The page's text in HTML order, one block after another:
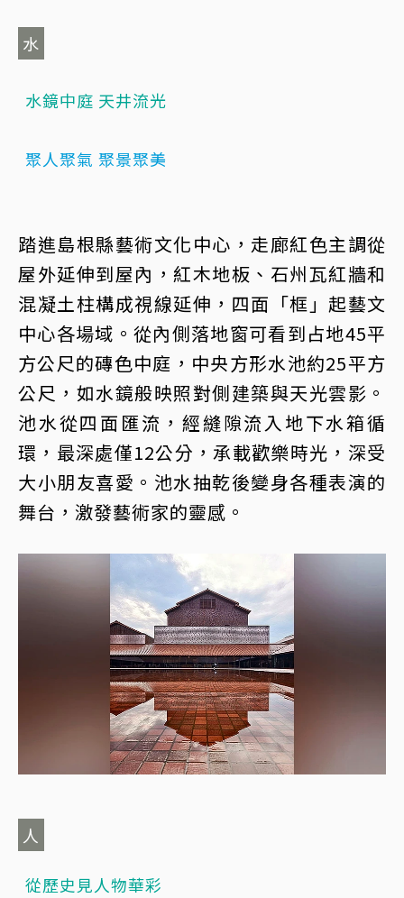
水
水鏡中庭 天井流光
聚人聚氣 聚景聚美
踏進島根縣藝術文化中心，走廊紅色主調從
屋外延伸到屋內，紅木地板、石州瓦紅牆和
混凝土柱構成視線延伸，四面「框」起藝文
中心各場域。從內側落地窗可看到占地45平
方公尺的磚色中庭，中央方形水池約25平方
公尺，如水鏡般映照對側建築與天光雲影。
池水從四面匯流，經縫隙流入地下水箱循
環，最深處僅12公分，承載歡樂時光，深受
大小朋友喜愛。池水抽乾後變身各種表演的
舞台，激發藝術家的靈感。
人
從歷史見人物華彩